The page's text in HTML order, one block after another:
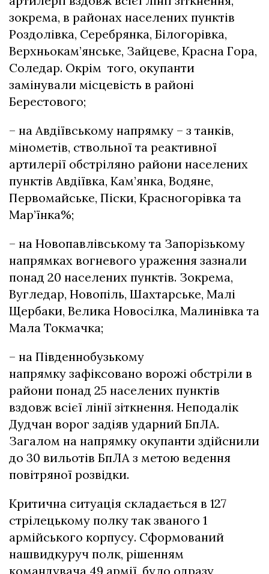
зокрема, в районах населених пунктів
Роздолівка, Серебрянка, Білогорівка,
Верхньокам’янське, Зайцеве, Красна Гора,
Соледар. Окрім того, окупанти
замінували місцевість в районі
Берестового;
– на Авдіївському напрямку – з танків,
мінометів, ствольної та реактивної
артилерії обстріляно райони населених
пунктів Авдіївка, Кам’янка, Водяне,
Первомайське, Піски, Красногорівка та
Мар’їнка%;
– на Новопавлівському та Запорізькому
напрямках вогневого ураження зазнали
понад 20 населених пунктів. Зокрема,
Вугледар, Новопіль, Шахтарське, Малі
Щербаки, Велика Новосілка, Малинівка та
Мала Токмачка;
– на Південнобузькому
напрямку зафіксовано ворожі обстріли в
райони понад 25 населених пунктів
вздовж всієї лінії зіткнення. Неподалік
Дудчан ворог задіяв ударний БпЛА.
Загалом на напрямку окупанти здійснили
до 30 вильотів БпЛА з метою ведення
повітряної розвідки.
Критична ситуація складається в 127
стрілецькому полку так званого 1
армійського корпусу. Сформований
нашвидкуруч полк, рішенням
командувача 49 армії, було одразу